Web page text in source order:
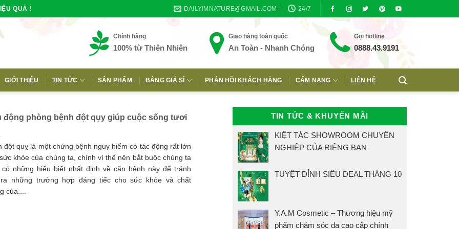
QUẢ ! DAILYIMNATURE@GMAIL.COM 24/7
Chính hãng
100% từ Thiên Nhiên
Giao hàng toàn quốc
An Toàn - Nhanh Chóng
Gọi hotline
0888.43.9191
GIỚI THIỆU TIN TỨC SẢN PHẨM BẢNG GIÁ SỈ PHẢN HỒI KHÁCH HÀNG CẨM NANG LIÊN HỆ
động phòng bệnh đột qụy giúp cuộc sống tươi
đột quỵ là một chứng bệnh nguy hiểm có tác động rất lớn
khỏe của chúng ta, chính vì thế nên bắt buộc chúng ta
có những hiểu biết nhất định về căn bệnh này để tránh
những trường hợp đáng tiếc cho sức khỏe và chất
của....
TIN TỨC & KHUYẾN MÃI
KIỆT TÁC SHOWROOM CHUYÊN
NGHIỆP CỦA RIÊNG BẠN
TUYỆT ĐỈNH SIÊU DEAL THÁNG 10
Y.A.M Cosmetic – Thương hiệu mỹ
phẩm chăm sóc da cao cấp chính